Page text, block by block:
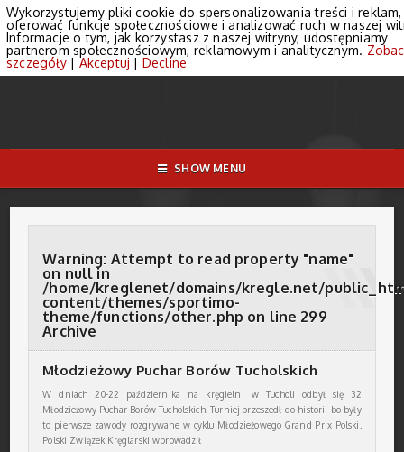
SHOW MENU
Warning: Attempt to read property "name"
on null in
/home/kreglenet/domains/kregle.net/
content/themes/sportimo-
theme/functions/other.php on line 299
Archive
Młodzieżowy Puchar Borów Tucholskich
W dniach 20-22 października na kręgielni w Tucholi odbył się 32
Młodzieżowy Puchar Borów Tucholskich. Turniej przeszedł do historii bo były
to pierwsze zawody rozgrywane w cyklu Młodzieżowego Grand Prix Polski.
Polski Związek Kręglarski wprowadził
Wykorzystujemy pliki cookie do spersonalizowania treści i
oferować funkcje społecznościowe i analizować ruch w naszej
Informacje o tym, jak korzystasz z naszej witryny, udostępniamy
partnerom społecznościowym, reklamowym i analitycznym.
szczegóły| Akceptuj | Decline